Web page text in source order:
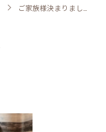
ご家族様決まりました╰(*´︶`*)⭐︎